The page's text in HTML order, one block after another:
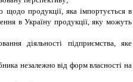
продукції, яка імпортується в
в Україну продукції, яку можуть
діяльності підприємства, яке
незалежно від форм власності на